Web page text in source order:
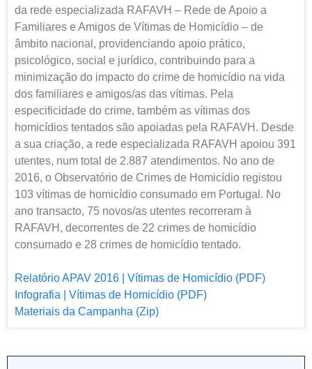
da rede especializada RAFAVH – Rede de Apoio a
Familiares e Amigos de Vítimas de Homicídio – de
âmbito nacional, providenciando apoio prático,
psicológico, social e jurídico, contribuindo para a
minimização do impacto do crime de homicídio na vida
dos familiares e amigos/as das vítimas. Pela
especificidade do crime, também as vítimas dos
homicídios tentados são apoiadas pela RAFAVH. Desde
a sua criação, a rede especializada RAFAVH apoiou 391
utentes, num total de 2.887 atendimentos. No ano de
2016, o Observatório de Crimes de Homicídio registou
103 vítimas de homicídio consumado em Portugal. No
ano transacto, 75 novos/as utentes recorreram à
RAFAVH, decorrentes de 22 crimes de homicídio
consumado e 28 crimes de homicídio tentado.
Relatório APAV 2016 | Vítimas de Homicídio (PDF)
Infografia | Vítimas de Homicídio (PDF)
Materiais da Campanha (Zip)